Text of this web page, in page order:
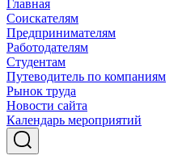
Главная
Соискателям
Предпринимателям
Работодателям
Студентам
Путеводитель по компаниям
Рынок труда
Новости сайта
Календарь мероприятий